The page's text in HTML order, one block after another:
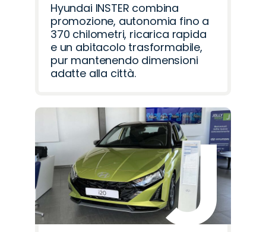
Hyundai INSTER combina
promozione, autonomia fino a
370 chilometri, ricarica rapida
e un abitacolo trasformabile,
pur mantenendo dimensioni
adatte alla città.